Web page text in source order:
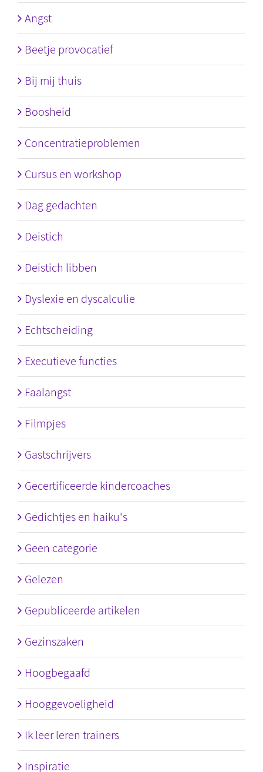
Angst
Beetje provocatief
Bij mij thuis
Boosheid
Concentratieproblemen
Cursus en workshop
Dag gedachten
Deistich
Deistich libben
Dyslexie en dyscalculie
Echtscheiding
Executieve functies
Faalangst
Filmpjes
Gastschrijvers
Gecertificeerde kindercoaches
Gedichtjes en haiku's
Geen categorie
Gelezen
Gepubliceerde artikelen
Gezinszaken
Hoogbegaafd
Hooggevoeligheid
Ik leer leren trainers
Inspiratie